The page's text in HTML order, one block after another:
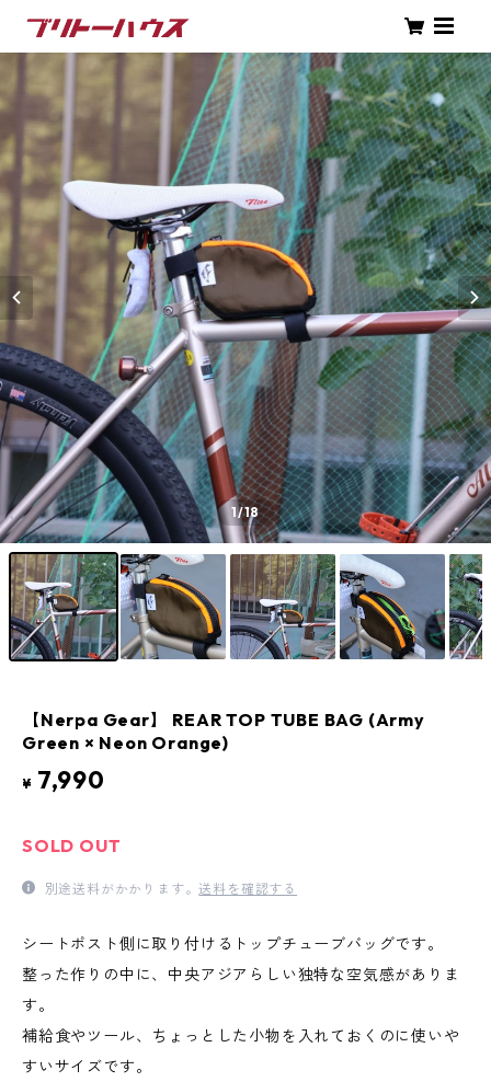
1/18
【Nerpa Gear】 REAR TOP TUBE BAG (Army
Green × Neon Orange)
¥ 7,990
SOLD OUT
別途送料がかかります。送料を確認する
シートポスト側に取り付けるトップチューブバッグです。
整った作りの中に、中央アジアらしい独特な空気感がありま
す。
補給食やツール、ちょっとした小物を入れておくのに使いや
すいサイズです。